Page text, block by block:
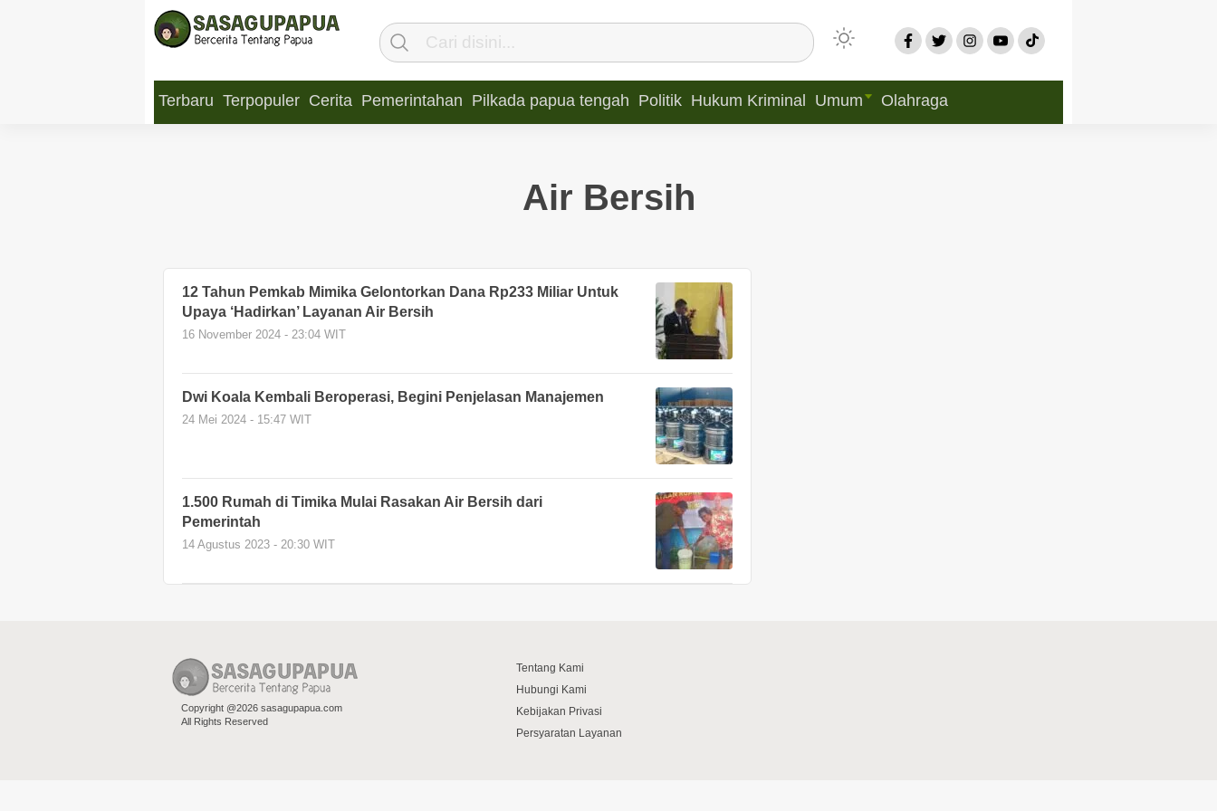
Terbaru Terpopuler Cerita Pemerintahan Pilkada papua tengah Politik Hukum Kriminal Umum Olahraga
Air Bersih
12 Tahun Pemkab Mimika Gelontorkan Dana Rp233 Miliar Untuk
Upaya ‘Hadirkan’ Layanan Air Bersih
16 November 2024 - 23:04 WIT
Dwi Koala Kembali Beroperasi, Begini Penjelasan Manajemen
24 Mei 2024 - 15:47 WIT
1.500 Rumah di Timika Mulai Rasakan Air Bersih dari
Pemerintah
14 Agustus 2023 - 20:30 WIT
Copyright @2026 sasagupapua.com
All Rights Reserved
Tentang Kami
Hubungi Kami
Kebijakan Privasi
Persyaratan Layanan